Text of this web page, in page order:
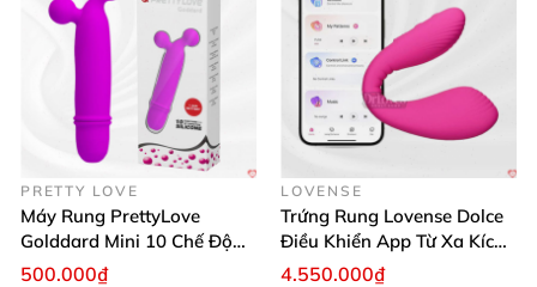
PRETTY LOVE
Máy Rung PrettyLove
Golddard Mini 10 Chế Độ
Kích Thích Cực Sướng
500.000₫
LOVENSE
Trứng Rung Lovense Dolce
Điều Khiển App Từ Xa Kích
Thích
4.550.000₫